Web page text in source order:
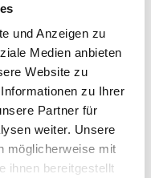
und Anzeigen zu
Medien anbieten
Website zu
zu Ihrer
Partner für
weiter. Unsere
möglicherweise mit
ihnen bereitgestellt